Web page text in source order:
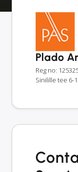
Plado
Reg no:
Sinilille tee 6-